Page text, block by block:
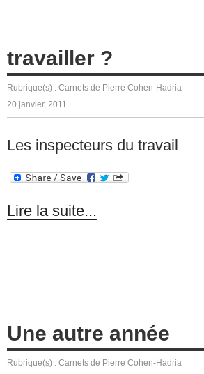
travailler ?
Rubrique(s) : Carnets de Pierre Cohen-Hadria
20 janvier, 2011
Les inspecteurs du travail
Lire la suite...
Une autre année
Rubrique(s) : Carnets de Pierre Cohen-Hadria